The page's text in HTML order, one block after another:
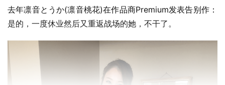
去年凛音とうか(凛音桃花)在作品商Premium发表告别作：
是的，一度休业然后又重返战场的她，不干了。